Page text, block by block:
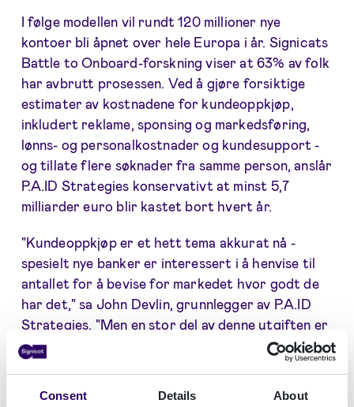
Consent Details About
I følge modellen vil rundt 120 millioner nye
kontoer bli åpnet over hele Europa i år. Signicats
Battle to Onboard-forskning viser at 63% av folk
har avbrutt prosessen. Ved å gjøre forsiktige
estimater av kostnadene for kundeoppkjøp,
inkludert reklame, sponsing og markedsføring,
lønns- og personalkostnader og kundesupport -
og tillate flere søknader fra samme person, anslår
P.A.ID Strategies konservativt at minst 5,7
milliarder euro blir kastet bort hvert år.
"Kundeoppkjøp er et hett tema akkurat nå -
spesielt nye banker er interessert i å henvise til
antallet for å bevise for markedet hvor godt de
har det," sa John Devlin, grunnlegger av P.A.ID
Strategies. "Men en stor del av denne utgiften er
bortkastet. Forbrukerne vil rett og slett avbryte
prosesser som de ser på som kompliserte og lite